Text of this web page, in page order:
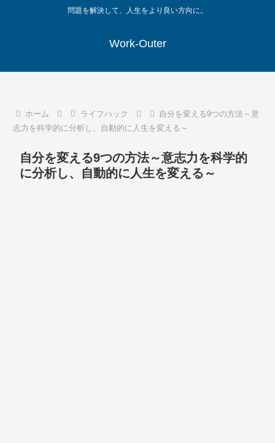
問題を解決して、人生をより良い方向に。
Work-Outer
ホーム ライフハック
自分を変える9つの方法～意
志力を科学的に分析し、自動的に人生を変える～
自分を変える9つの方法～意志力を科学的
に分析し、自動的に人生を変える～